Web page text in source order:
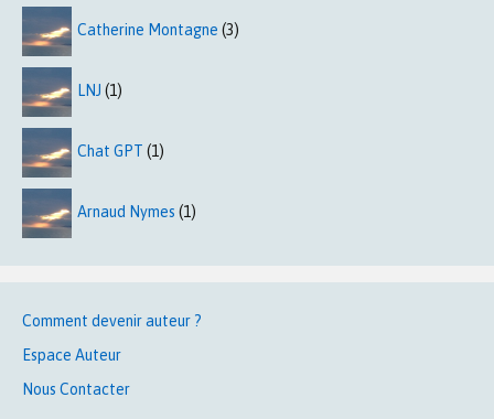
Catherine Montagne (3)
LNJ (1)
Chat GPT (1)
Arnaud Nymes (1)
Comment devenir auteur ?
Espace Auteur
Nous Contacter